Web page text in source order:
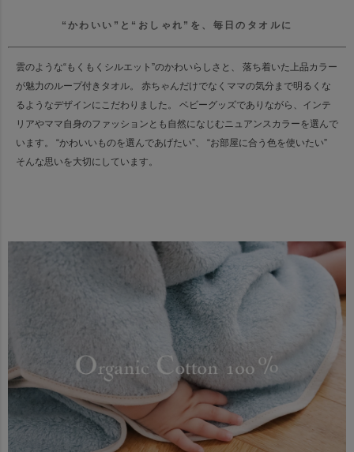
“かわいい”と“おしゃれ”を、毎日のタオルに
雲のような“もくもくシルエット”のかわいらしさと、
落ち着いた上品カラー
が魅力のループ付きタオル。
赤ちゃんだけでなくママの気分まで明るくな
るようなデザインにこだわりました。
ベビーグッズでありながら、インテ
リアやママ自身のファッションとも 自然になじむニュアンスカラーを選んで
います。
“かわいいものを選んであげたい”、 “お部屋に合う色を使いたい”
そんな思いを大切にしています。